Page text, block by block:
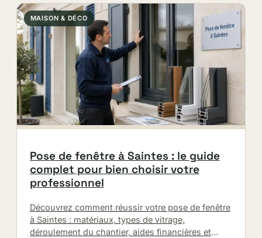
MAISON & DÉCO
Pose de fenêtre à Saintes : le guide
complet pour bien choisir votre
professionnel
Découvrez comment réussir votre pose de fenêtre
à Saintes : matériaux, types de vitrage,
déroulement du chantier, aides financières et